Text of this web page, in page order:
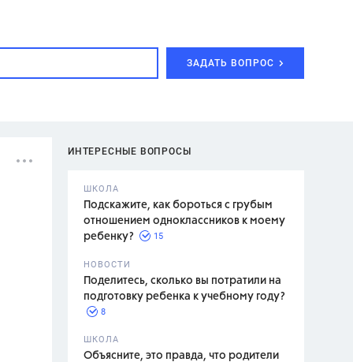
ЗАДАТЬ ВОПРОС
ИНТЕРЕСНЫЕ ВОПРОСЫ
ШКОЛА
Подскажите, как бороться с грубым
отношением одноклассников к моему
ребенку?
15
НОВОСТИ
Поделитесь, сколько вы потратили на
подготовку ребенка к учебному году?
8
ШКОЛА
Объясните, это правда, что родители